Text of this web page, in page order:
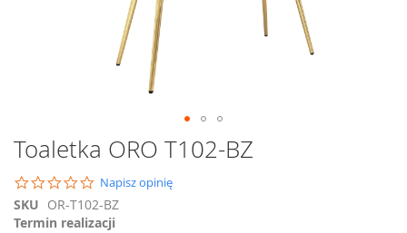
Przejdź
na
początek
galerii
Toaletka ORO T102-BZ
0.0
star
rating
Napisz opinię
SKU OR-T102-BZ
Termin realizacji